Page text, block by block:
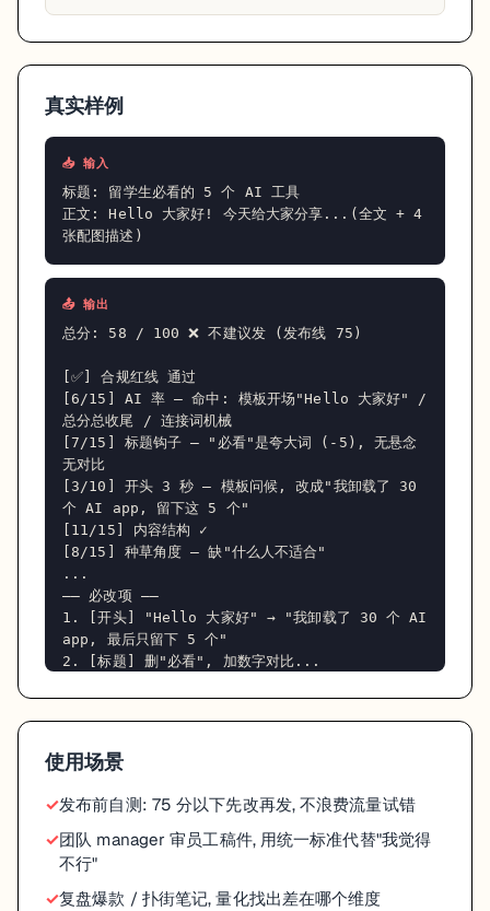
真实样例
📥 输入
标题: 留学生必看的 5 个 AI 工具
正文: Hello 大家好! 今天给大家分享...(全文 + 4
张配图描述)
📤 输出
总分: 58 / 100 ❌ 不建议发 (发布线 75)
[✅] 合规红线 通过
[6/15] AI 率 — 命中: 模板开场"Hello 大家好" /
总分总收尾 / 连接词机械
[7/15] 标题钩子 — "必看"是夸大词 (-5), 无悬念
无对比
[3/10] 开头 3 秒 — 模板问候, 改成"我卸载了 30
个 AI app, 留下这 5 个"
[11/15] 内容结构 ✓
[8/15] 种草角度 — 缺"什么人不适合"
...
—— 必改项 ——
1. [开头] "Hello 大家好" → "我卸载了 30 个 AI
app, 最后只留下 5 个"
2. [标题] 删"必看", 加数字对比...
使用场景
发布前自测: 75 分以下先改再发, 不浪费流量试错
团队 manager 审员工稿件, 用统一标准代替"我觉得
不行"
复盘爆款 / 扑街笔记, 量化找出差在哪个维度